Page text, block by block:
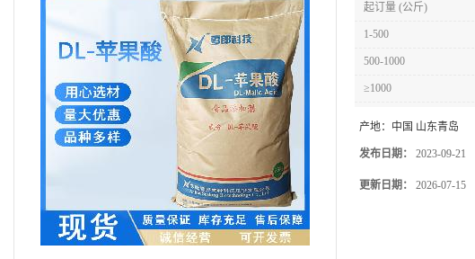
起订量 (公斤)
1-500
500-1000
≥1000
产地： 中国 山东青岛
发布日期： 2023-09-21
更新日期： 2026-07-15